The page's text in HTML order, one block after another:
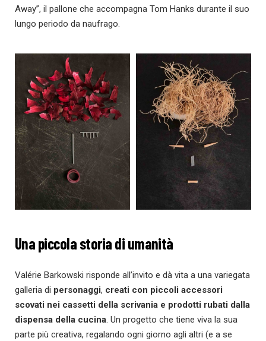
Away”, il pallone che accompagna Tom Hanks durante il suo
lungo periodo da naufrago.
Una piccola storia di umanità
Valérie Barkowski risponde all’invito e dà vita a una variegata
galleria di personaggi, creati con piccoli accessori
scovati nei cassetti della scrivania e prodotti rubati dalla
dispensa della cucina. Un progetto che tiene viva la sua
parte più creativa, regalando ogni giorno agli altri (e a se